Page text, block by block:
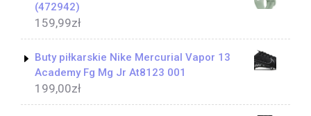
(472942)
159,99zł
Buty piłkarskie Nike Mercurial Vapor 13
Academy Fg Mg Jr At8123 001
199,00zł